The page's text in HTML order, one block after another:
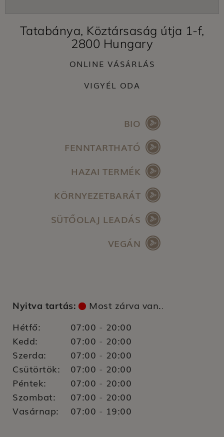
Tatabánya, Köztársaság útja 1-f,
2800 Hungary
ONLINE VÁSÁRLÁS
VIGYÉL ODA
BIO
FENNTARTHATÓ
HAZAI TERMÉK
KÖRNYEZETBARÁT
SÜTŐOLAJ LEADÁS
VEGÁN
Nyitva tartás: Most zárva van..
Hétfő: 07:00 - 20:00
Kedd:
07:00 - 20:00
Szerda:
07:00 - 20:00
Csütörtök:
07:00 - 20:00
Péntek:
07:00 - 20:00
Szombat:
07:00 - 20:00
Vasárnap:
07:00 - 19:00